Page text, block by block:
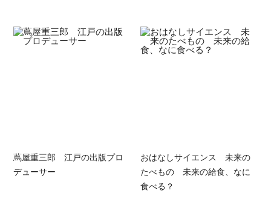
蔦屋重三郎 江戸の出版プロ
デューサー
おはなしサイエンス 未来の
たべもの 未来の給食、なに
食べる？